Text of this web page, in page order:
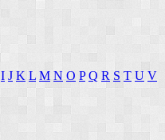
I J K L M N O P Q R S T U V